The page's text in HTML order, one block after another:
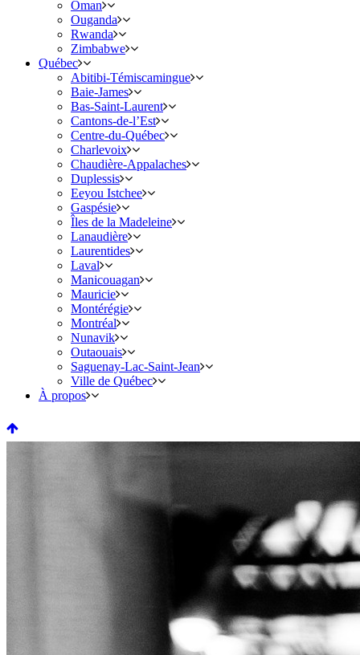
Oman
Ouganda
Rwanda
Zimbabwe
Québec
Abitibi-Témiscamingue
Baie-James
Bas-Saint-Laurent
Cantons-de-l’Est
Centre-du-Québec
Charlevoix
Chaudière-Appalaches
Duplessis
Eeyou Istchee
Gaspésie
Îles de la Madeleine
Lanaudière
Laurentides
Laval
Manicouagan
Mauricie
Montérégie
Montréal
Nunavik
Outaouais
Saguenay-Lac-Saint-Jean
Ville de Québec
À propos